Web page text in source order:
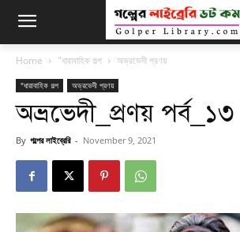
Home "ধারাবাহিক গল্প অভ্রভেদী প্রণয়
"ধারাবাহিক গল্প অভ্রভেদী প্রণয়
অভ্রভেদী_প্রণয় পর্ব_১৩
By গল্পের লাইব্রেরি - November 9, 2021